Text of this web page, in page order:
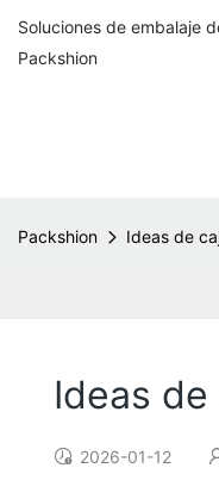
Soluciones de embalaje
Packshion
Packshion Ideas de
Ideas
2026-01-12